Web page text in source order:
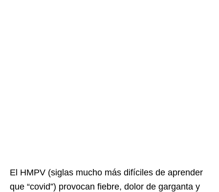
El HMPV (siglas mucho más difíciles de aprender
que “covid”) provocan fiebre, dolor de garganta y